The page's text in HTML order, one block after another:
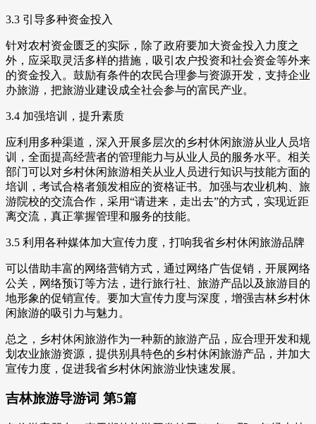
3.3 引导多种资金投入
针对农村资金匮乏的实际，除了政府要加大资金投入力度之
外，应采取灵活多样的措施，吸引农户投资和社会资金等外来
的资金投入。鼓励有条件的农民合理参与资源开发，支持企业
办旅游，把旅游业建设成全社会参与的富民产业。
3.4 加强培训，提升素质
应利用多种渠道，深入开展多层次的乡村休闲旅游从业人员培
训，全面提高经营者的管理能力与从业人员的服务水平。相关
部门可以对乡村休闲旅游相关从业人员进行知识与技能方面的
培训，考试合格者颁发相应的资格证书。加强与农业机构、旅
游院校的交流合作，采用“请进来，走出去”的方式，实现近距
离交流，真正掌握管理和服务的技能。
3.5 利用各种媒体加大宣传力度，打响我省乡村休闲旅游品牌
可以借助丰富的网络营销方式，通过网络广告促销，开展网络
公关，网络预订等方法，进行旅行社、旅游产品以及旅游目的
地形象的促销宣传。要加大宣传力度与深度，增强吉林乡村休
闲旅游的吸引力与魅力。
总之，乡村休闲旅游作为一种新的旅游产品，应合理开发和规
划农业旅游资源，提供别具特色的乡村休闲旅游产品，并加大
宣传力度，促进我省乡村休闲旅游业快速发展。
吉林旅游导游词 第5篇